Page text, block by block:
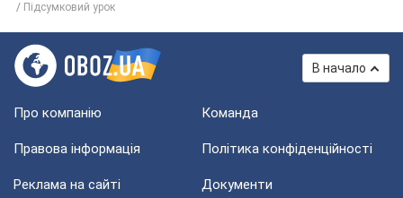
Підсумковий урок
В начало
Про компанію Команда
Правова інформація Політика конфіденційності
Реклама на сайті Документи